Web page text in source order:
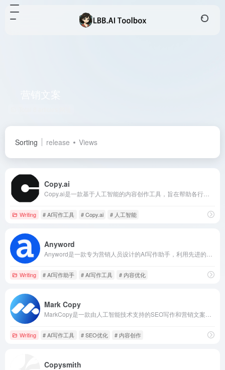
Sorting release Views
Copy.ai
Writing # AI写作工具 # Copy.ai # 人工智能
Anyword
Writing # AI写作助手 # AI写作工具 # 内容优化
Mark Copy
Writing # AI写作工具 # SEO优化 # 内容创作
Copysmith